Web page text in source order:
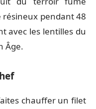
pendant 48
avec les lentilles du
Âge.
chauffer un filet